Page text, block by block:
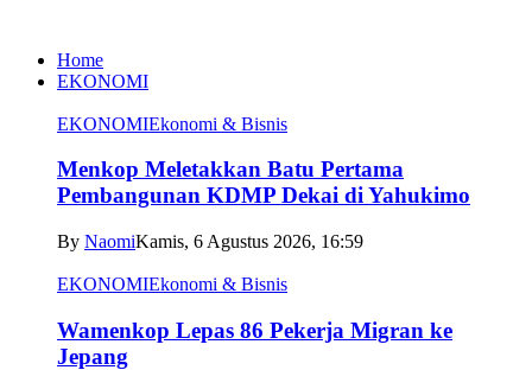
Home
EKONOMI
EKONOMIEkonomi & Bisnis
Menkop Meletakkan Batu Pertama
Pembangunan KDMP Dekai di Yahukimo
By NaomiKamis, 6 Agustus 2026, 16:59
EKONOMIEkonomi & Bisnis
Wamenkop Lepas 86 Pekerja Migran ke
Jepang